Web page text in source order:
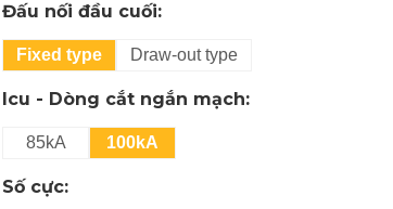
Đấu nối đầu cuối:
Fixed type Draw-out type
Icu - Dòng cắt ngắn mạch:
85kA 100kA
Số cực: